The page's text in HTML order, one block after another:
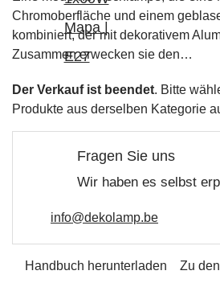
Chromoberfläche und einem
kombiniert, der mit dekorativem
Zusammen erwecken sie den…
Der Verkauf ist beendet. Bitte
Produkte aus derselben Kategorie
Fragen Sie uns
Wir haben es selbst
info@dekolamp.be
Handbuch herunterladen Zu